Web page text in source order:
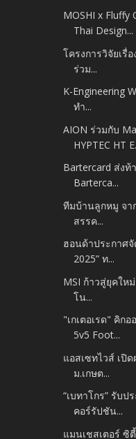
MOSHI x Fluffy
Thai Design...
โครงการวิจัยเรื่
ร่วม...
K-Engineering
ทำ...
AION ร่วมกับ
HYPTEC HT
Bartercard ส่งท้
Barterca...
ทีมบ้านลูกหมู จา
สรรค...
ฮอนด้าประกาศ
2025” ท...
MSI ก้าวสู่ยุคให
โน...
"เกเตอเรด" คิก
5v5 Foot...
แอสเซทไวส์ เปิ
ม.เกษต...
“เบทาโกร” รับ
คอร์รัปชัน...
แมนเชสเตอร์ ซิ